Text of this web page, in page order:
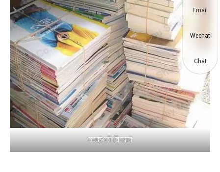
कचरे की किताबें
Email
Wechat
Chat